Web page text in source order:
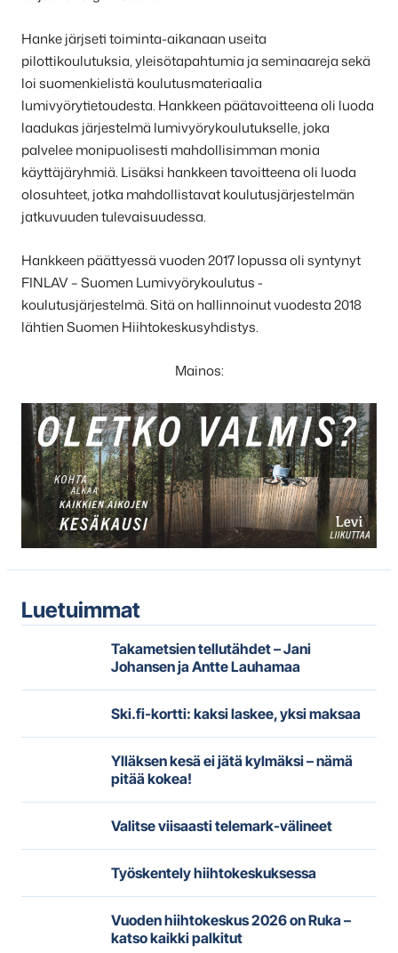
Hanke järjseti toiminta-aikanaan useita
pilottikoulutuksia, yleisötapahtumia ja seminaareja sekä
loi suomenkielistä koulutusmateriaalia
lumivyörytietoudesta. Hankkeen päätavoitteena oli luoda
laadukas järjestelmä lumivyörykoulutukselle, joka
palvelee monipuolisesti mahdollisimman monia
käyttäjäryhmiä. Lisäksi hankkeen tavoitteena oli luoda
olosuhteet, jotka mahdollistavat koulutusjärjestelmän
jatkuvuuden tulevaisuudessa.
Hankkeen päättyessä vuoden 2017 lopussa oli syntynyt
FINLAV – Suomen Lumivyörykoulutus -
koulutusjärjestelmä. Sitä on hallinnoinut vuodesta 2018
lähtien Suomen Hiihtokeskusyhdistys.
Mainos:
Luetuimmat
Takametsien tellutähdet – Jani
Johansen ja Antte Lauhamaa
Ski.fi-kortti: kaksi laskee, yksi maksaa
Ylläksen kesä ei jätä kylmäksi – nämä
pitää kokea!
Valitse viisaasti telemark-välineet
Työskentely hiihtokeskuksessa
Vuoden hiihtokeskus 2026 on Ruka –
katso kaikki palkitut